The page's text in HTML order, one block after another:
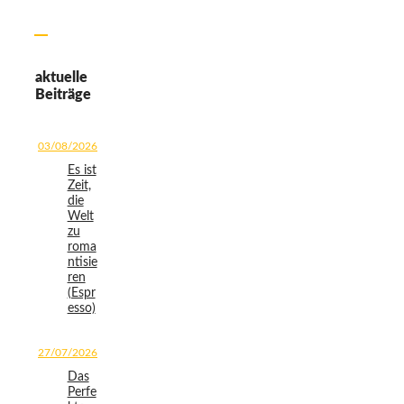
aktuelle
Beiträge
03/08/2026
Es ist
Zeit,
die
Welt
zu
roma
ntisie
ren
(Espr
esso)
27/07/2026
Das
Perfe